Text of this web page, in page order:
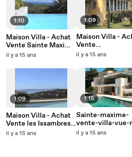
1:10
Maison Villa - Achat
Vente Sainte Maxime
(83120) - 230m2 vue
Léonie lelièvre
il y a 15 ans
1:09
Maison Villa - Achat
Vente les Issambres
(83380) - 210m2 vue
il y a 15 ans
1:09
Maison Villa -
Vente
Grimaud(83310) -
1476v - Léonie
lelièvre
il y a 15 ans
1:15
Sainte-maxime-
vente-villa-vue-
immobilier-
il y a 15 ans